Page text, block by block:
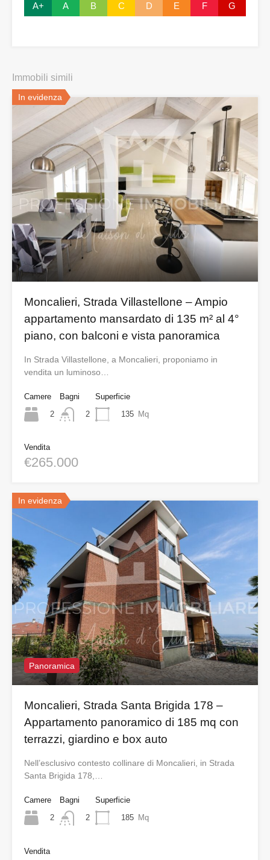
A+ A B C D E F G
Immobili simili
In evidenza
Moncalieri, Strada Villastellone – Ampio
appartamento mansardato di 135 m² al 4°
piano, con balconi e vista panoramica
In Strada Villastellone, a Moncalieri, proponiamo in
vendita un luminoso…
Camere
2
Bagni
2
Superficie
135 Mq
Vendita
€265.000
In evidenza
Panoramica
Moncalieri, Strada Santa Brigida 178 –
Appartamento panoramico di 185 mq con
terrazzi, giardino e box auto
Nell’esclusivo contesto collinare di Moncalieri, in Strada
Santa Brigida 178,…
Camere
2
Bagni
2
Superficie
185 Mq
Vendita